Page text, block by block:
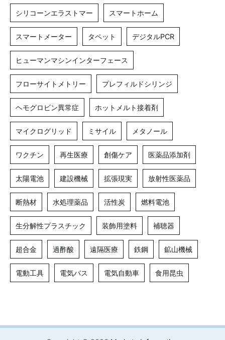
シリコーンエラストマー スマートホーム
スマートメーター タペット デジタルPCR
ヒューマンマシンインターフェース
フローサイトメトリー プレフィルドシリンジ
ヘモグロビン異常症 ホットメルト接着剤
マイクログリッド ミサイル メタノール
ワクチン 再生医療 創傷ケア 医薬品添加剤
太陽電池 建設機械 拡張現実 放射性医薬品
断熱材 水処理薬品 活性炭 燃料電池
生分解性プラスチック 装飾用塗料 補聴器
超合金 過酢酸 遠隔医療 鉄鋼 鉱山機械
電動工具 電気バス 電気自動車 食用昆虫